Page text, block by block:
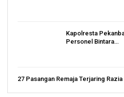
Kapolresta
Personel Bintara…
27 Pasangan Remaja Terjaring